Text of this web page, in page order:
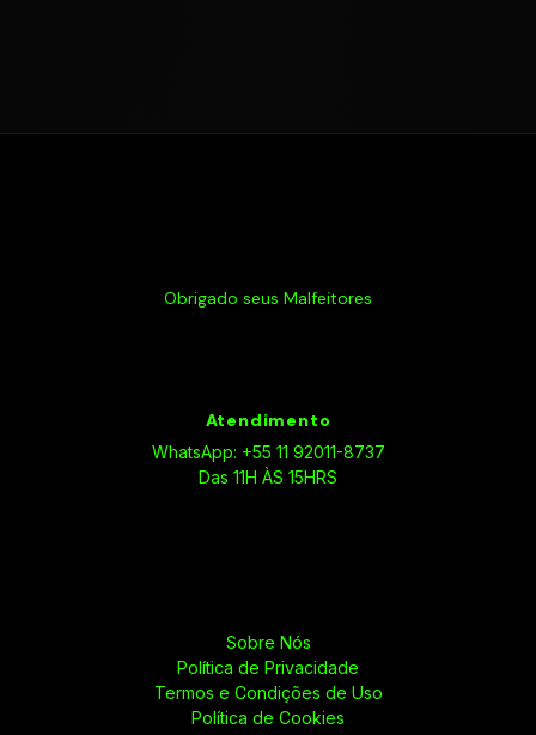
Obrigado seus Malfeitores
Atendimento
WhatsApp: +55 11 92011-8737
Das 11H ÀS 15HRS
Sobre Nós
Política de Privacidade
Termos e Condições de Uso
Política de Cookies